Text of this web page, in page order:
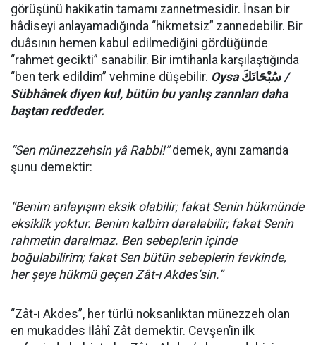
görüşünü hakikatin tamamı zannetmesidir. İnsan bir
hâdiseyi anlayamadığında “hikmetsiz” zannedebilir. Bir
duâsının hemen kabul edilmediğini gördüğünde
“rahmet gecikti” sanabilir. Bir imtihanla karşılaştığında
“ben terk edildim” vehmine düşebilir. Oysa
/
Sübhânek diyen kul, bütün bu yanlış zannları daha
baştan reddeder.
“Sen münezzehsin yâ Rabbi!”demek, aynı zamanda
şunu demektir:
“Benim anlayışım eksik olabilir; fakat Senin hükmünde
eksiklik yoktur. Benim kalbim daralabilir; fakat Senin
rahmetin daralmaz. Ben sebeplerin içinde
boğulabilirim; fakat Sen bütün sebeplerin fevkinde,
her şeye hükmü geçen Zât-ı Akdes’sin.”
“Zât-ı Akdes”, her türlü noksanlıktan münezzeh olan
en mukaddes İlâhî Zât demektir. Cevşen’in ilk